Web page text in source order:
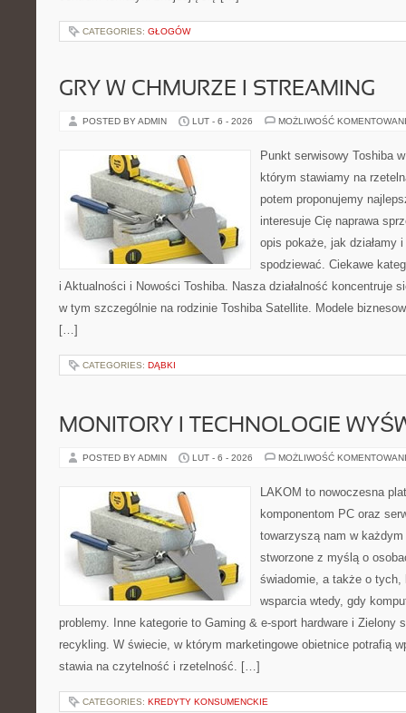
CATEGORIES: GŁOGÓW
GRY W CHMURZE I STREAMING
POSTED BY ADMIN LUT - 6 - 2026 MOŻLIWOŚĆ
Punkt serwisowy Toshiba
którym stawiamy na
potem proponujemy
interesuje Cię naprawa
opis pokaże, jak działamy
spodziewać. Ciekawe
i Aktualności i Nowości Toshiba. Nasza działalność koncentruje
w tym szczególnie na rodzinie Toshiba Satellite. Modele
[…]
CATEGORIES: DĄBKI
MONITORY I TECHNOLOGIE
POSTED BY ADMIN LUT - 6 - 2026 MOŻLIWOŚĆ
LAKOM to nowoczesna
komponentom PC oraz
towarzyszą nam w
stworzone z myślą o
świadomie, a także o tych,
wsparcia wtedy, gdy
problemy. Inne kategorie to Gaming & e-sport hardware i Zielony
recykling. W świecie, w którym marketingowe obietnice potrafią
stawia na czytelność i rzetelność. […]
CATEGORIES: KREDYTY KONSUMENCKIE